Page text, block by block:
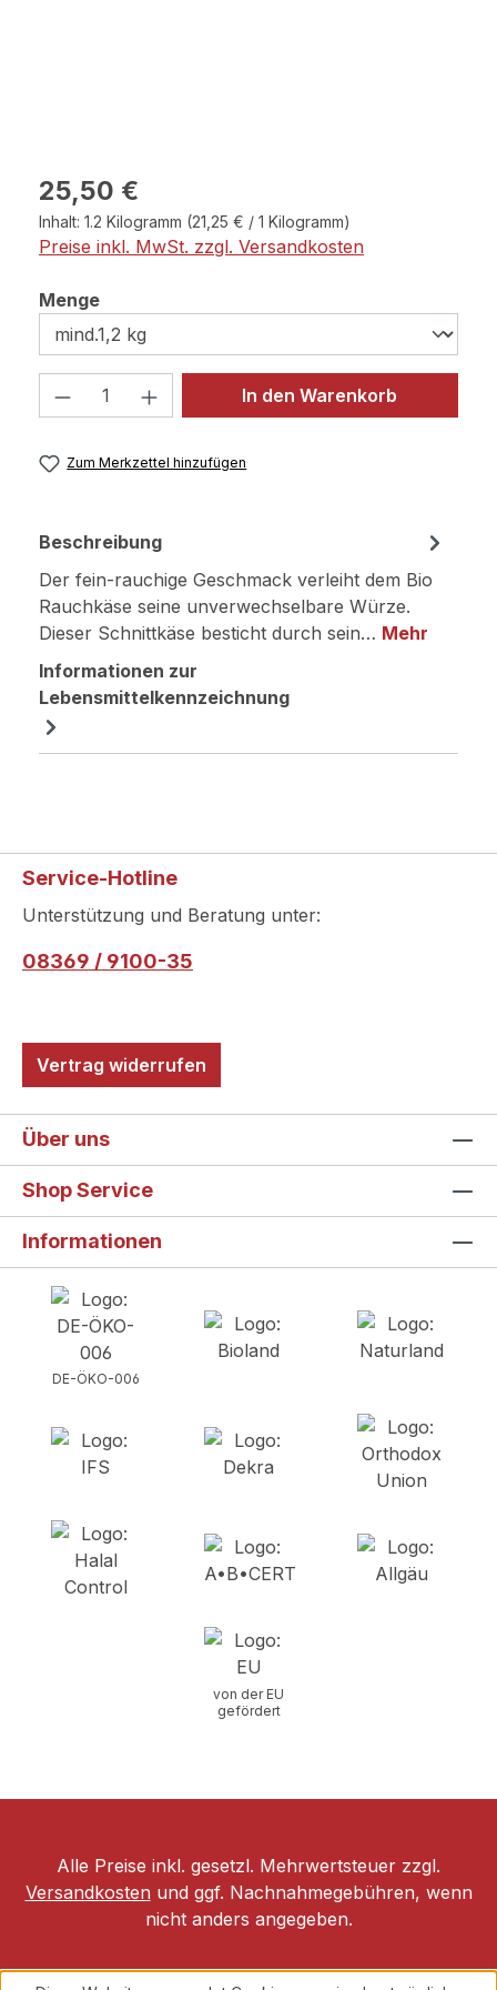
Regulärer Preis:
25,50 €
Inhalt: 1.2 Kilogramm (21,25 € / 1 Kilogramm)
Preise inkl. MwSt. zzgl. Versandkosten
Mengeauswählen
Produkt Anzahl: Gib den
In den Warenkorb
Zum Merkzettel hinzufügen
Beschreibung
Der fein-rauchige Geschmack verleiht dem Bio
Rauchkäse seine unverwechselbare Würze.
Dieser Schnittkäse besticht durch sein… Mehr
Informationen zur
Lebensmittelkennzeichnung
Service-Hotline
Unterstützung und Beratung unter:
08369 / 9100-35
Vertrag widerrufen
Über uns
Shop Service
Informationen
DE-ÖKO-006
von der EU
gefördert
Alle Preise inkl. gesetzl. Mehrwertsteuer zzgl.
Versandkosten und ggf. Nachnahmegebühren, wenn
nicht anders angegeben.